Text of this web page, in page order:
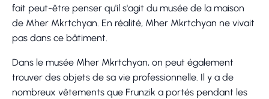
fait peut-être penser qu'il s'agit du musée de la maison
de Mher Mkrtchyan. En réalité, Mher Mkrtchyan ne vivait
pas dans ce bâtiment.
Dans le musée Mher Mkrtchyan, on peut également
trouver des objets de sa vie professionnelle. Il y a de
nombreux vêtements que Frunzik a portés pendant les